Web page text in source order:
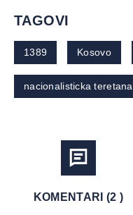
TAGOVI
1389 Kosovo
nacionalisticka teretana
KOMENTARI (2 )